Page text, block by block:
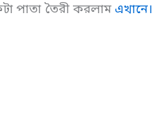
পাতা তৈরী করলাম এখানে।